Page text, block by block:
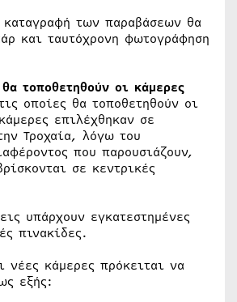
των παραβάσεων θα
και ταυτόχρονη φωτογράφηση
τοποθετηθούν οι κάμερες
οποίες θα τοποθετηθούν οι
επιλέχθηκαν σε
Τροχαία, λόγω του
που παρουσιάζουν,
σε κεντρικές
υπάρχουν εγκατεστημένες
πινακίδες.
νέες κάμερες πρόκειται να
εξής: